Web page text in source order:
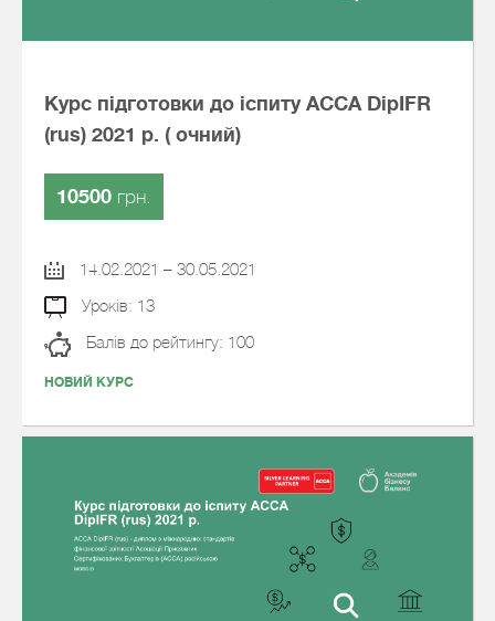
Курс підготовки до іспиту АССА DipIFR
(rus) 2021 р. ( очний)
10500 грн.
14.02.2021 – 30.05.2021
Уроків: 13
Балів до рейтингу: 100
НОВИЙ КУРС